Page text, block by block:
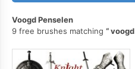
Voogd Penselen
9 free brushes matching
voogd